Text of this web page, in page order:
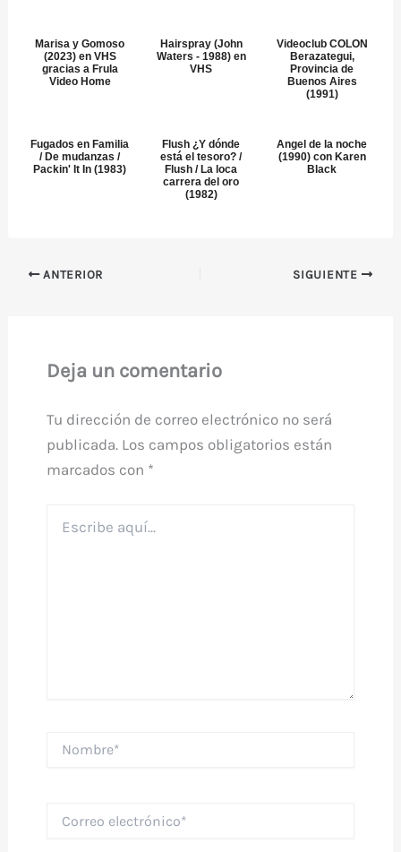
Marisa y Gomoso
(2023) en VHS
gracias a Frula
Video Home
Hairspray (John
Waters - 1988) en
VHS
Videoclub COLON
Berazategui,
Provincia de
Buenos Aires
(1991)
Fugados en Familia
/ De mudanzas /
Packin' It In (1983)
Flush ¿Y dónde
está el tesoro? /
Flush / La loca
carrera del oro
(1982)
Angel de la noche
(1990) con Karen
Black
ANTERIOR SIGUIENTE
Deja un comentario
Tu dirección de correo electrónico no será
publicada. Los campos obligatorios están
marcados con *
aquí...
electrónico*